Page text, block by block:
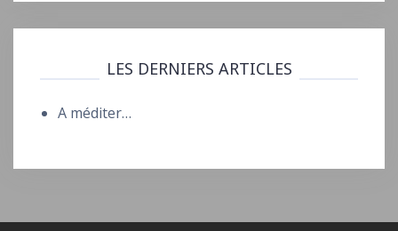
LES DERNIERS ARTICLES
A méditer…